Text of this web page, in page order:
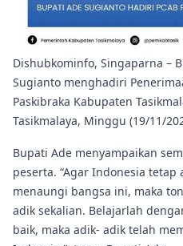
Dishubkominfo, Singaparna –
Sugianto menghadiri
Paskibraka Kabupaten
Tasikmalaya, Minggu (19/11/
Bupati Ade menyampaikan
peserta. “Agar Indonesia
menaungi bangsa ini, maka
adik sekalian. Belajarlah
baik, maka adik- adik telah